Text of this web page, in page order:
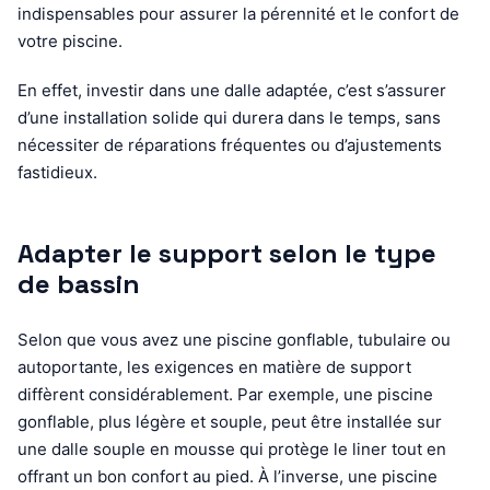
indispensables pour assurer la pérennité et le confort de
votre piscine.
En effet, investir dans une dalle adaptée, c’est s’assurer
d’une installation solide qui durera dans le temps, sans
nécessiter de réparations fréquentes ou d’ajustements
fastidieux.
Adapter le support selon le type
de bassin
Selon que vous avez une piscine gonflable, tubulaire ou
autoportante, les exigences en matière de support
diffèrent considérablement. Par exemple, une piscine
gonflable, plus légère et souple, peut être installée sur
une dalle souple en mousse qui protège le liner tout en
offrant un bon confort au pied. À l’inverse, une piscine